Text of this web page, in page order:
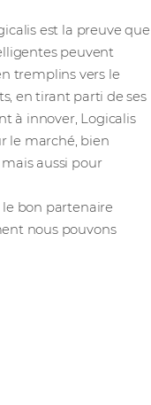
est la preuve que
peuvent
tremplins vers le
en tirant parti de ses
à innover, Logicalis
le marché, bien
aussi pour
le bon partenaire
nous pouvons